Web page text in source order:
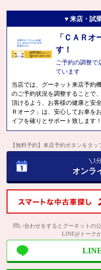
▼来店・試
「ＣＡＲ
す！
ご予約の調整で
ています
当店では、グーネット来店予
のご予約状況を調整することで
頂けるよう、お客様の健康と安
Ｒオーク」は、安心してお車を
イフを確りとサポート致します
【無料予約】来店予約ボタンをタ
1
オンラ
問い合わせをするとグーネットの
LINE@トーク